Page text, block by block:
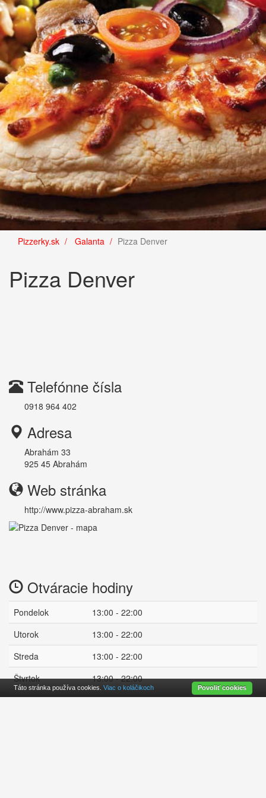
Pizzerky.sk Galanta Pizza Denver
Pizza Denver
Telefónne čísla
0918 964 402
Adresa
Abrahám 33
925 45 Abrahám
Web stránka
http://www.pizza-abraham.sk
Otváracie hodiny
Pondelok
13:00 - 22:00
Utorok
13:00 - 22:00
Streda
13:00 - 22:00
Štvrtok
13:00 - 22:00
Piatok
13:00 - 22:00
Táto stránka používa cookies. Viac o koláčikoch Povoliť cookies